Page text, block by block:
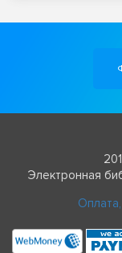
Электронная